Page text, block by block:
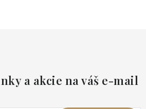
a akcie na váš e-mail